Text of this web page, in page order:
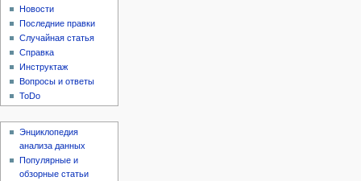
Новости
Последние правки
Случайная статья
Справка
Инструктаж
Вопросы и ответы
ToDo
Энциклопедия
анализа данных
Популярные и
обзорные статьи